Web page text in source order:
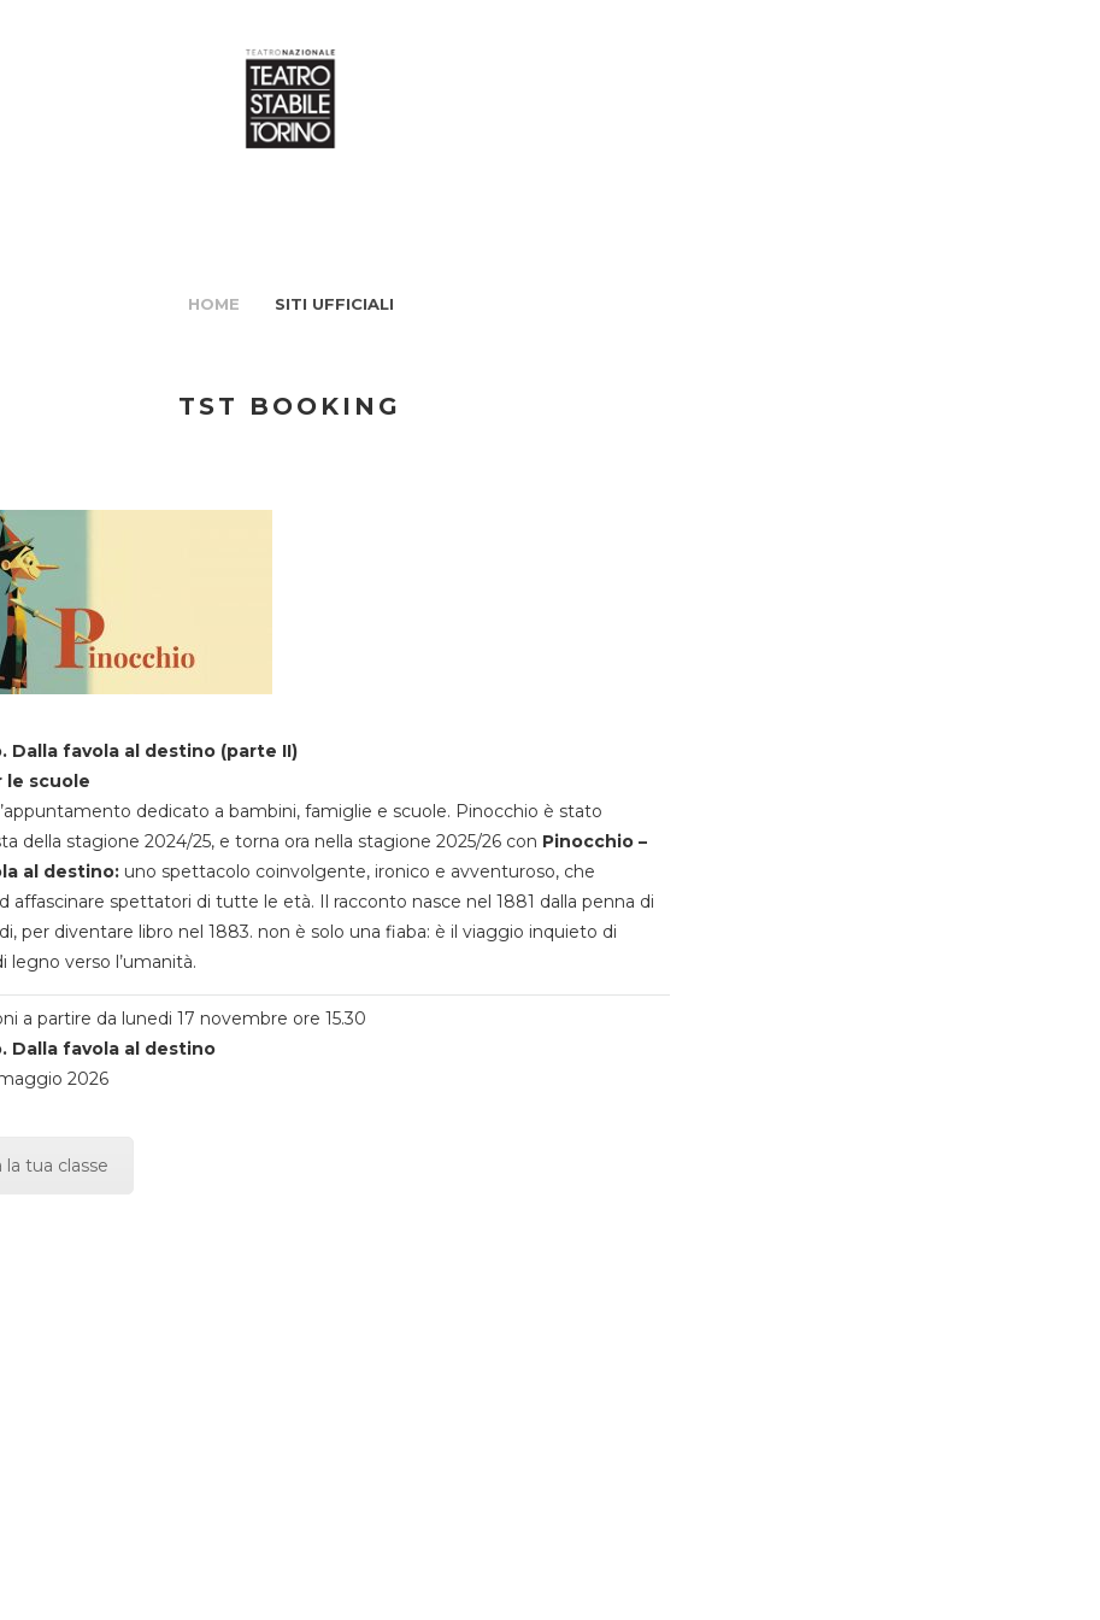
HOME SITI UFFICIALI
TST BOOKING
Dalla favola al destino (parte II)
le scuole
dedicato a bambini, famiglie e scuole. Pinocchio è stato
della stagione 2024/25, e torna ora nella stagione 2025/26 con Pinocchio –
al destino:uno spettacolo coinvolgente, ironico e avventuroso, che
affascinare spettatori di tutte le età. Il racconto nasce nel 1881 dalla penna di
per diventare libro nel 1883. non è solo una fiaba: è il viaggio inquieto di
legno verso l’umanità.
a partire da lunedi 17 novembre ore 15.30
Dalla favola al destino
2026
la tua classe